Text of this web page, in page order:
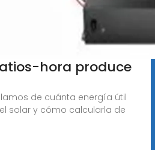
hora produce
de cuánta energía útil
solar y cómo calcularla de